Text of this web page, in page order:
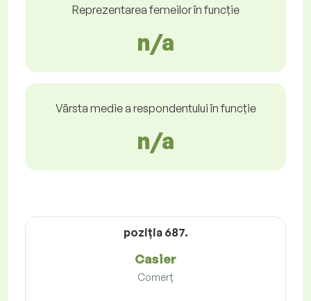
Reprezentarea femeilor în funcție
n/a
Vârsta medie a respondentului în funcție
n/a
poziţia 687.
Casier
Comerț